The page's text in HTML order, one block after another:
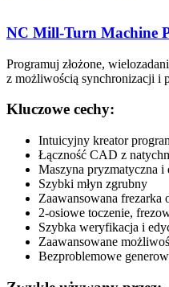
NC Mill-Turn Machine
Programuj złożone,
z możliwością synchronizacji i
Kluczowe cechy:
Intuicyjny kreator
Łączność CAD z
Maszyna pryzmatyczna
Szybki młyn zgrubny
Zaawansowana frezarka
2-osiowe toczenie,
Szybka weryfikacja i
Zaawansowane
Bezproblemowe